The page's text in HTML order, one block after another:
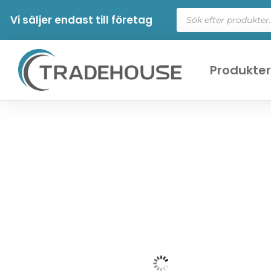
Vi säljer endast till företag
Produkter